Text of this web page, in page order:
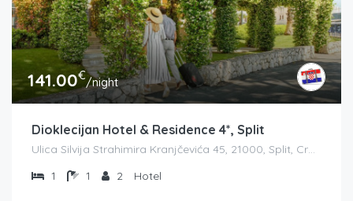
141.00€/night
Dioklecijan Hotel & Residence 4*, Split
Ulica Silvija Strahimira Kranjčevića 45, 21000, Split, Croatia
1
1 2 Hotel